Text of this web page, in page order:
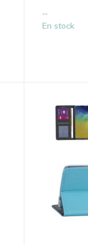
En stock